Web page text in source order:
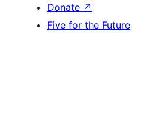
Donate ↗
Five for the Future